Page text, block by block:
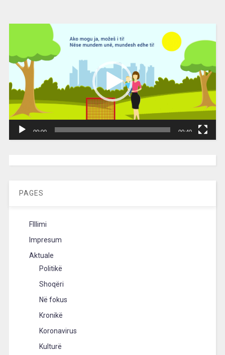
00:00 00:40
PAGES
FIllimi
Impresum
Aktuale
Politikë
Shoqëri
Në fokus
Kronikë
Koronavirus
Kulturë